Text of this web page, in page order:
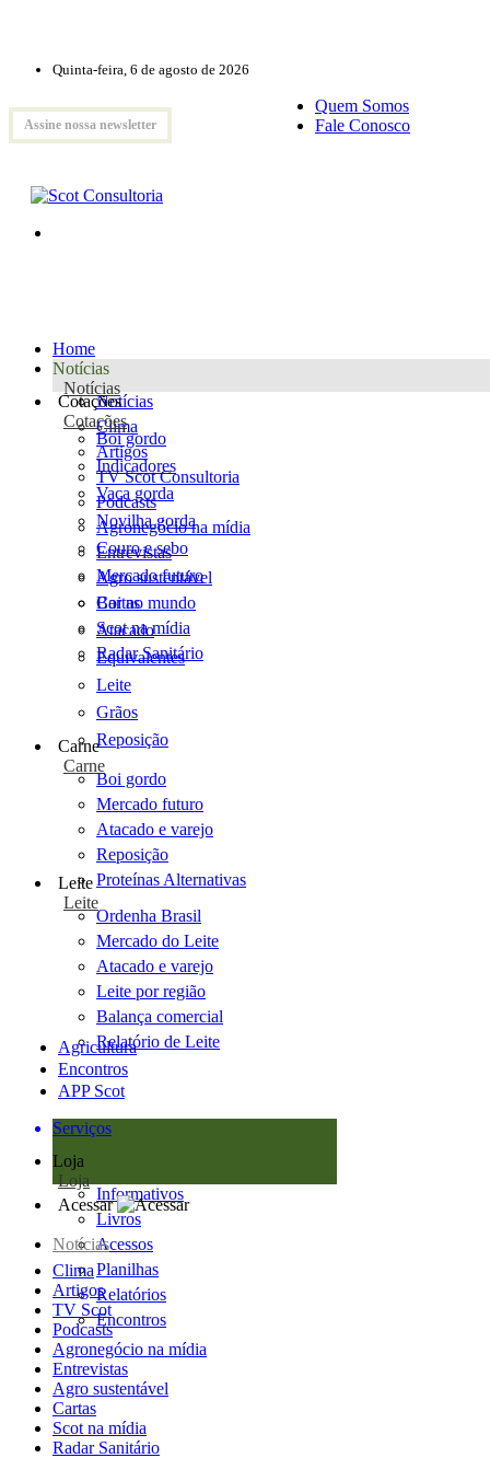
Quinta-feira, 6 de agosto de 2026
Assine nossa newsletter
Quem Somos
Fale Conosco
Home
Notícias
Notícias
Notícias
Clima
Artigos
TV Scot Consultoria
Podcasts
Agronegócio na mídia
Entrevistas
Agro sustentável
Cartas
Scot na mídia
Radar Sanitário
Cotações
Cotações
Boi gordo
Indicadores
Vaca gorda
Novilha gorda
Couro e sebo
Mercado futuro
Boi no mundo
Atacado
Equivalentes
Leite
Grãos
Reposição
Carne
Carne
Boi gordo
Mercado futuro
Atacado e varejo
Reposição
Proteínas Alternativas
Leite
Leite
Ordenha Brasil
Mercado do Leite
Atacado e varejo
Leite por região
Balança comercial
Relatório de Leite
Agricultura
Encontros
APP Scot
Serviços
Loja
Loja
Informativos
Livros
Acessos
Planilhas
Relatórios
Encontros
Acessar
Notícias
Clima
Artigos
TV Scot
Podcasts
Agronegócio na mídia
Entrevistas
Agro sustentável
Cartas
Scot na mídia
Radar Sanitário